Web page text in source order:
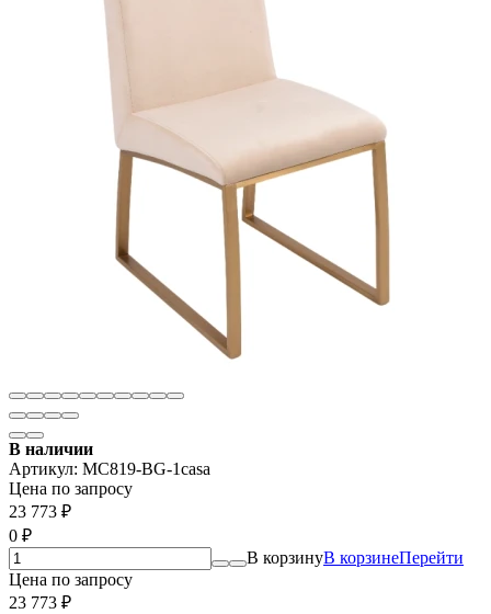
В наличии
Артикул: MC819-BG-1casa
Цена по запросу
23 773 ₽
0 ₽
В корзинуВ корзинеПерейти
Цена по запросу
23 773 ₽